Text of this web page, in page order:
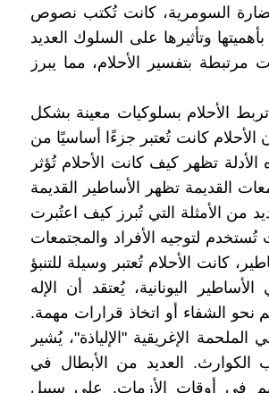
السومرية، كانت تُكتب نصوص
وتأثيرها على السلوك العديد
مرتبطة بتفسير الأحلام، مما يبرز
الأحلام بسلوكيات معينة بشكل
الأحلام كانت تُعتبر جزءًا أساسيًا من
الأدلة تظهر كيف كانت الأحلام تُؤثر
القديمة تظهر الأساطير القديمة
من الأمثلة التي تُبرز كيف اعتُبرت
تُستخدم لتوجيه الأفراد والمجتمعات
كانت الأحلام تُعتبر وسيلة للتنبؤ
اليونانية، يُعتقد أن الإله
نحو الشفاء أو اتخاذ قرارات مهمة.
الإغريقية "الإلياذة"، يُشير
الكوارث. العديد من الأبطال في
في أوقات الأزمات. على سبيل